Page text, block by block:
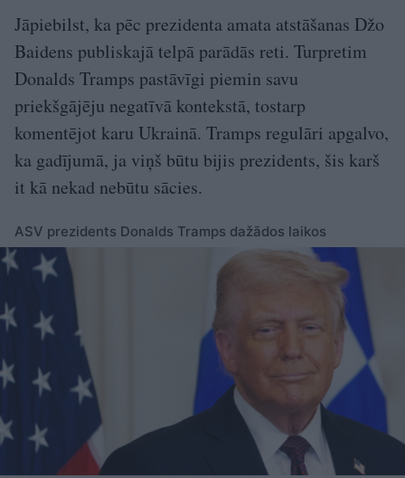
Jāpiebilst, ka pēc prezidenta amata atstāšanas Džo
Baidens publiskajā telpā parādās reti. Turpretim
Donalds Tramps pastāvīgi piemin savu
priekšgājēju negatīvā kontekstā, tostarp
komentējot karu Ukrainā. Tramps regulāri apgalvo,
ka gadījumā, ja viņš būtu bijis prezidents, šis karš
it kā nekad nebūtu sācies.
ASV prezidents Donalds Tramps dažādos laikos